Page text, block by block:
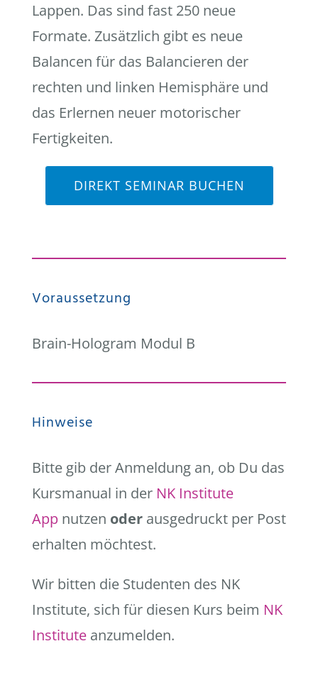
Lappen. Das sind fast 250 neue
Formate. Zusätzlich gibt es neue
Balancen für das Balancieren der
rechten und linken Hemisphäre und
das Erlernen neuer motorischer
Fertigkeiten.
DIREKT SEMINAR BUCHEN
Voraussetzung
Brain-Hologram Modul B
Hinweise
Bitte gib der Anmeldung an, ob Du das
Kursmanual in der NK Institute
App nutzen oderausgedruckt per Post
erhalten möchtest.
Wir bitten die Studenten des NK
Institute, sich für diesen Kurs beim NK
Instituteanzumelden.